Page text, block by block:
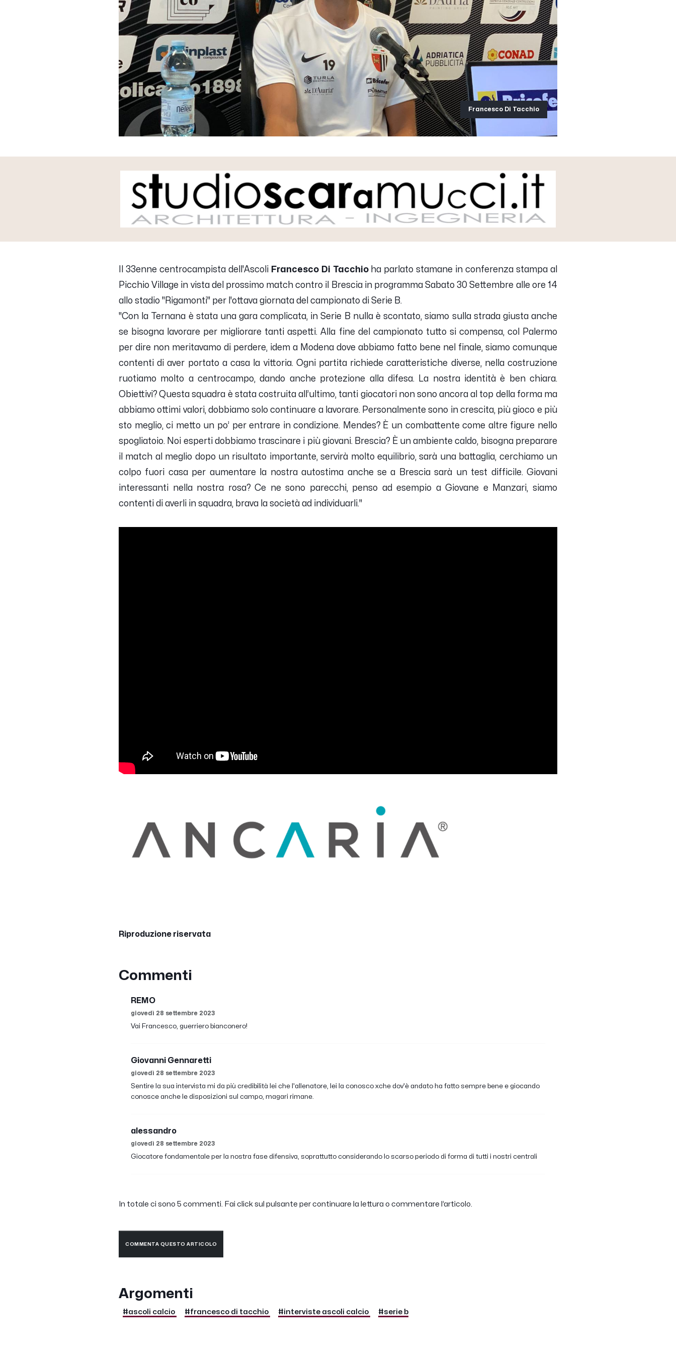
Francesco Di Tacchio
Il 33enne centrocampista dell'Ascoli Francesco Di Tacchioha parlato stamane in conferenza stampa al
Picchio Village in vista del prossimo match contro il Brescia in programma Sabato 30 Settembre alle ore 14
allo stadio "Rigamonti" per l'ottava giornata del campionato di Serie B.
"Con la Ternana è stata una gara complicata, in Serie B nulla è scontato, siamo sulla strada giusta anche
se bisogna lavorare per migliorare tanti aspetti. Alla fine del campionato tutto si compensa, col Palermo
per dire non meritavamo di perdere, idem a Modena dove abbiamo fatto bene nel finale, siamo comunque
contenti di aver portato a casa la vittoria. Ogni partita richiede caratteristiche diverse, nella costruzione
ruotiamo molto a centrocampo, dando anche protezione alla difesa. La nostra identità è ben chiara.
Obiettivi? Questa squadra è stata costruita all’ultimo, tanti giocatori non sono ancora al top della forma ma
abbiamo ottimi valori, dobbiamo solo continuare a lavorare. Personalmente sono in crescita, più gioco e più
sto meglio, ci metto un po’ per entrare in condizione. Mendes? È un combattente come altre figure nello
spogliatoio. Noi esperti dobbiamo trascinare i più giovani. Brescia? È un ambiente caldo, bisogna preparare
il match al meglio dopo un risultato importante, servirà molto equilibrio, sarà una battaglia, cerchiamo un
colpo fuori casa per aumentare la nostra autostima anche se a Brescia sarà un test difficile. Giovani
interessanti nella nostra rosa? Ce ne sono parecchi, penso ad esempio a Giovane e Manzari, siamo
contenti di averli in squadra, brava la società ad individuarli."
Riproduzione riservata
Commenti
REMO
giovedì 28 settembre 2023
Vai Francesco, guerriero bianconero!
Giovanni Gennaretti
giovedì 28 settembre 2023
Sentire la sua intervista mi da più credibilità lei che l'allenatore, lei la conosco xche dov'è andato ha fatto sempre bene e giocando
conosce anche le disposizioni sul campo, magari rimane.
alessandro
giovedì 28 settembre 2023
Giocatore fondamentale per la nostra fase difensiva, soprattutto considerando lo scarso periodo di forma di tutti i nostri centrali
In totale ci sono 5 commenti. Fai click sul pulsante per continuare la lettura o commentare l’articolo.
COMMENTA QUESTO ARTICOLO
Argomenti
#ascoli calcio #francesco di tacchio #interviste ascoli calcio #serie b